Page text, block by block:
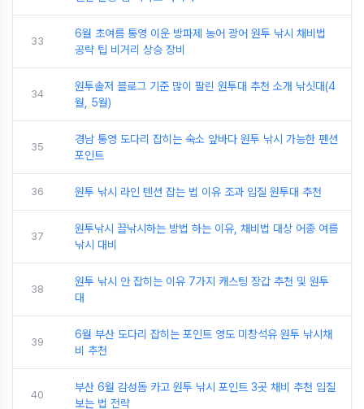
33
6월 초여름 통영 이운 방파제 농어 광어 원투 낚시 채비법
공략 팁 비거리 상승 장비
34
원투솔저 블로그 기준 많이 팔린 원투대 추천 소개 낚싯대(4
월, 5월)
35
경남 통영 도다리 잡히는 숙소 앞바다 원투 낚시 가능한 펜션
포인트
36 원투 낚시 라인 텐션 잡는 법 이유 조과 입질 원투대 추천
37
원투낚시 끌낚시하는 방법 하는 이유, 채비법 대상 어종 여름
낚시 대비
38
원투 낚시 안 잡히는 이유 7가지 캐스팅 장갑 추천 및 원투
대
39
6월 부산 도다리 잡히는 포인트 영도 미창석유 원투 낚시채
비 추천
40
부산 6월 감성돔 카고 원투 낚시 포인트 3곳 채비 추천 입질
보는 법 전략